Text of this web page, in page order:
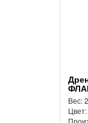
Дренажный раствор
Вес: